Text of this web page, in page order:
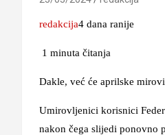
redakcija4 dana ranije
1 minuta čitanja
Dakle, već će aprilske
Umirovljenici korisnici
nakon čega slijedi ponovno